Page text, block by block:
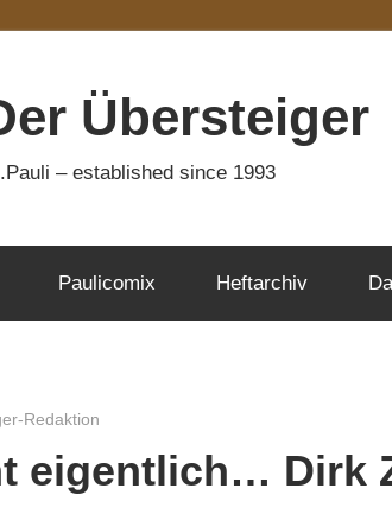
Übersteiger
– established since 1993
Paulicomix Heftarchiv
Redaktion
eigentlich… Dirk